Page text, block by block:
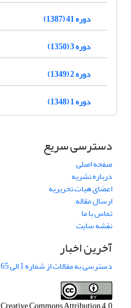
دوره 41 (1387)
دوره 3 (1350)
دوره 2 (1349)
دوره 1 (1348)
دسترسی سریع
صفحه اصلی
درباره نشریه
اعضای هیات تحریریه
ارسال مقاله
تماس با ما
نقشه سایت
آخرین اخبار
دسترسی به مقالات از شماره 1 الی 65 پژوهشهای جغرافیایی